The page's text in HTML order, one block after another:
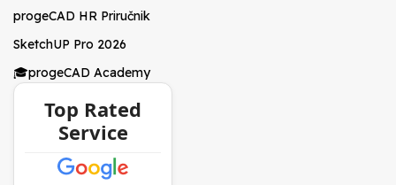
progeCAD HR Priručnik
SketchUP Pro 2026
🎓progeCAD Academy
Top Rated
Service